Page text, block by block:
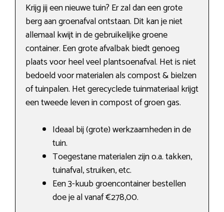
Krijg jij een nieuwe tuin? Er zal dan een grote
berg aan groenafval ontstaan. Dit kan je niet
allemaal kwijt in de gebruikelijke groene
container. Een grote afvalbak biedt genoeg
plaats voor heel veel plantsoenafval. Het is niet
bedoeld voor materialen als compost & bielzen
of tuinpalen. Het gerecyclede tuinmateriaal krijgt
een tweede leven in compost of groen gas.
Ideaal bij (grote) werkzaamheden in de
tuin.
Toegestane materialen zijn o.a. takken,
tuinafval, struiken, etc.
Een 3-kuub groencontainer bestellen
doe je al vanaf €278,00.